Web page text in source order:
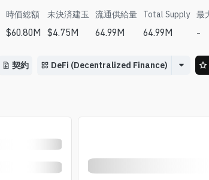
時価総額
$60.80M
未決済建玉
$4.75M
流通供給量
64.99M
Total Supply
64.99M
最
-
契約 DeFi (Decentralized Finance)